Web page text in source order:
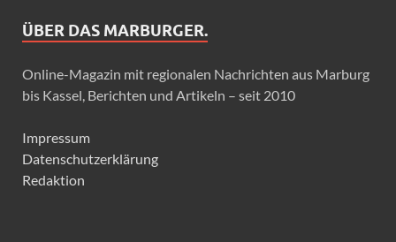
ÜBER DAS MARBURGER.
Online-Magazin mit regionalen Nachrichten aus Marburg
bis Kassel, Berichten und Artikeln – seit 2010
Impressum
Datenschutzerklärung
Redaktion